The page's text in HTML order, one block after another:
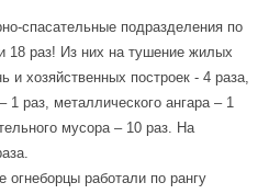
спасательные подразделения по
18 раз! Из них на тушение жилых
и хозяйственных построек - 4 раза,
1 раз, металлического ангара – 1
мусора – 10 раз. На
работали по рангу